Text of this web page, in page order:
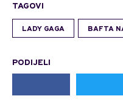
TAGOVI
LADY GAGA BAFTA
PODIJELI